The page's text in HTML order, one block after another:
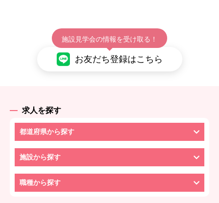
施設見学会の情報を受け取る！
お友だち登録はこちら
求人を探す
都道府県から探す
施設から探す
職種から探す